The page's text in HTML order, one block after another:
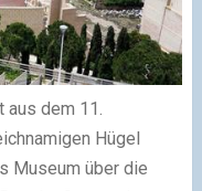
aus dem 11.
Hügel
Museum über die